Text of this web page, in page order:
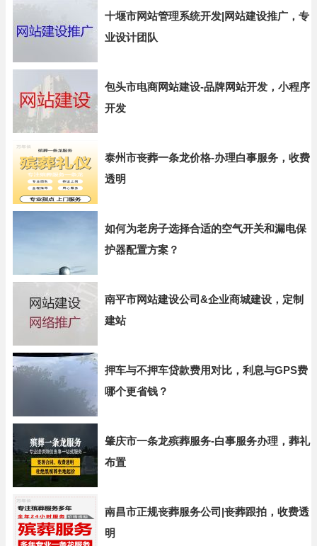
十堰市网站管理系统开发|网站建设推广，专
业设计团队
包头市电商网站建设-品牌网站开发，小程序
开发
泰州市丧葬一条龙价格-办理白事服务，收费
透明
如何为老房子选择合适的空气开关和漏电保
护器配置方案？
南平市网站建设公司&企业商城建设，定制
建站
押车与不押车贷款费用对比，利息与GPS费
哪个更省钱？
肇庆市一条龙殡葬服务-白事服务办理，葬礼
布置
南昌市正规丧葬服务公司|丧葬跟拍，收费透
明